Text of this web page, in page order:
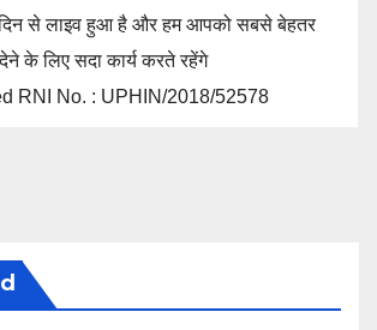
से लाइव हुआ है और हम आपको सबसे बेहतर
के लिए सदा कार्य करते रहेंगे
RNI No. : UPHIN/2018/52578